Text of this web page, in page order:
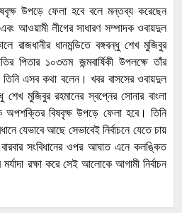
উপড়ে ফেলা হবে বলে মন্তব্য করেছেন
আওয়ামী লীগের সাধারণ সম্পাদক ওবায়দুল
রাজধানীর ধানমন্ডিতে বঙ্গবন্ধু শেখ মুজিবুর
পিতার ১০৩তম জন্মবার্ষিকী উপলক্ষে তাঁর
তিনি এসব কথা বলেন। খবর বাসসের ওবায়দুল
শেখ মুজিবুর রহমানের স্বপ্নের সোনার বাংলা
অপশক্তির বিষবৃক্ষ উপড়ে ফেলা হবে। তিনি
যেভাবে আছে সেভাবেই নির্বাচনে যেতে চায়
সংবিধানের ওপর আঘাত এনে কলঙ্কিত
রক্ষা করে সেই আলোকে আগামী নির্বাচন